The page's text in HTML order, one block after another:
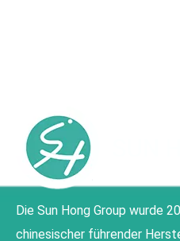
Die Sun Hong Group wurde
chinesischer führender